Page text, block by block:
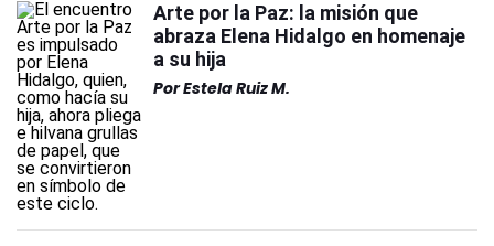
Arte por la Paz: la misión que
abraza Elena Hidalgo en homenaje
a su hija
PorEstela Ruiz M.